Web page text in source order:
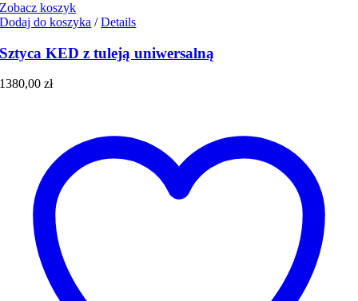
Zobacz koszyk
Dodaj do koszyka / Details
Sztyca KED z tuleją uniwersalną
1380,00zł